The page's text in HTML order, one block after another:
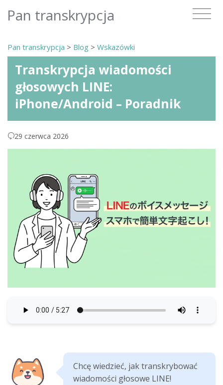
Pan transkrypcja
Pan transkrypcja > Blog > Wskazówki
Transkrypcja wiadomości
głosowych LINE:
iPhone/Android – Poradnik
29 czerwca 2026
Chcę wiedzieć, jak transkrybować
wiadomości głosowe LINE!